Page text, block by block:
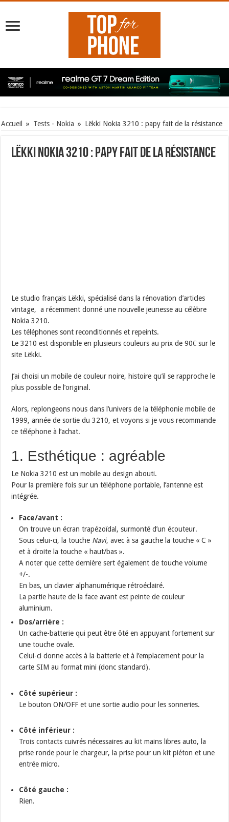
Accueil » Tests - Nokia » Lëkki Nokia 3210 : papy fait de la résistance
Lëkki Nokia 3210 : papy fait de la résistance
Le studio français Lëkki, spécialisé dans la rénovation d’articles
vintage, a récemment donné une nouvelle jeunesse au célèbre
Nokia 3210.
Les téléphones sont reconditionnés et repeints.
Le 3210 est disponible en plusieurs couleurs au prix de 90€ sur le
site Lëkki.
J’ai choisi un mobile de couleur noire, histoire qu’il se rapproche le
plus possible de l’original.
Alors, replongeons nous dans l’univers de la téléphonie mobile de
1999, année de sortie du 3210, et voyons si je vous recommande
ce téléphone à l’achat.
1. Esthétique : agréable
Le Nokia 3210 est un mobile au design abouti.
Pour la première fois sur un téléphone portable, l’antenne est
intégrée.
Face/avant :
On trouve un écran trapézoïdal, surmonté d’un écouteur.
Sous celui-ci, la touche Navi, avec à sa gauche la touche « C »
et à droite la touche « haut/bas ».
A noter que cette dernière sert également de touche volume
+/-.
En bas, un clavier alphanumérique rétroéclairé.
La partie haute de la face avant est peinte de couleur
aluminium.
Dos/arrière :
Un cache-batterie qui peut être ôté en appuyant fortement sur
une touche ovale.
Celui-ci donne accès à la batterie et à l’emplacement pour la
carte SIM au format mini (donc standard).
Côté supérieur :
Le bouton ON/OFF et une sortie audio pour les sonneries.
Côté inférieur :
Trois contacts cuivrés nécessaires au kit mains libres auto, la
prise ronde pour le chargeur, la prise pour un kit piéton et une
entrée micro.
Côté gauche :
Rien.